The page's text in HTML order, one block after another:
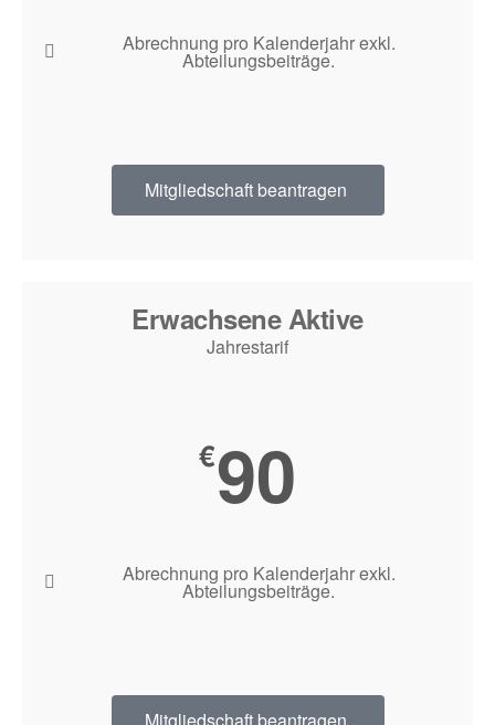
Abrechnung pro Kalenderjahr exkl.
Abteilungsbeiträge.
Mitgliedschaft beantragen
Erwachsene Aktive
Jahrestarif
€90
Abrechnung pro Kalenderjahr exkl.
Abteilungsbeiträge.